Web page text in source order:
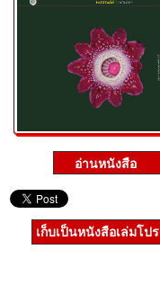
เก็บเป็นหนังสือเล่มโป